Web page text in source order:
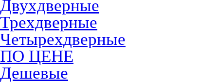
Двухдверные
Трехдверные
Четырехдверные
ПО ЦЕНЕ
Дешевые